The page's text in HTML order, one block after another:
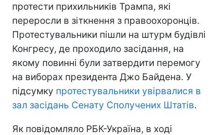
протести прихильників Трампа, які
переросли в зіткнення з правоохоронців.
Протестувальники пішли на штурм будівлі
Конгресу, де проходило засідання, на
якому повинні були затвердити перемогу
на виборах президента Джо Байдена. У
підсумку протестувальники увірвалися в
зал засідань Сенату Сполучених Штатів.
Як повідомляло РБК-Україна, в ході